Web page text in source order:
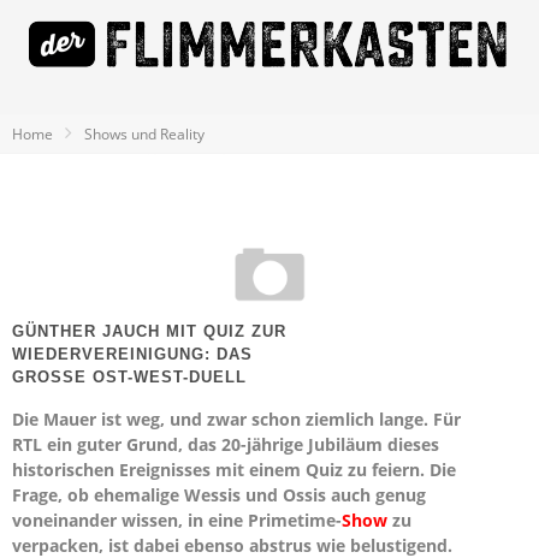
Home Shows und Reality
GÜNTHER JAUCH MIT QUIZ ZUR
WIEDERVEREINIGUNG: DAS
GROSSE OST-WEST-DUELL
Die Mauer ist weg, und zwar schon ziemlich lange. Für
RTL ein guter Grund, das 20-jährige Jubiläum dieses
historischen Ereignisses mit einem Quiz zu feiern. Die
Frage, ob ehemalige Wessis und Ossis auch genug
voneinander wissen, in eine Primetime-Show zu
verpacken, ist dabei ebenso abstrus wie belustigend.